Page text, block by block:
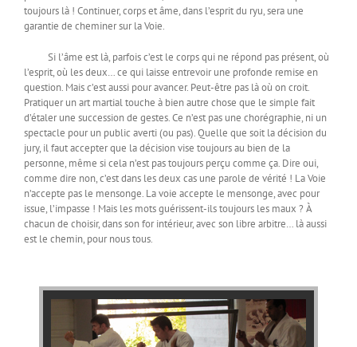
toujours là ! Continuer, corps et âme, dans l’esprit du ryu, sera une
garantie de cheminer sur la Voie.
Si l’âme est là, parfois c’est le corps qui ne répond pas présent, où
l’esprit, où les deux… ce qui laisse entrevoir une profonde remise en
question. Mais c’est aussi pour avancer. Peut-être pas là où on croit.
Pratiquer un art martial touche à bien autre chose que le simple fait
d’étaler une succession de gestes. Ce n’est pas une chorégraphie, ni un
spectacle pour un public averti (ou pas). Quelle que soit la décision du
jury, il faut accepter que la décision vise toujours au bien de la
personne, même si cela n’est pas toujours perçu comme ça. Dire oui,
comme dire non, c’est dans les deux cas une parole de vérité ! La Voie
n’accepte pas le mensonge. La voie accepte le mensonge, avec pour
issue, l’impasse ! Mais les mots guérissent-ils toujours les maux ? À
chacun de choisir, dans son for intérieur, avec son libre arbitre… là aussi
est le chemin, pour nous tous.